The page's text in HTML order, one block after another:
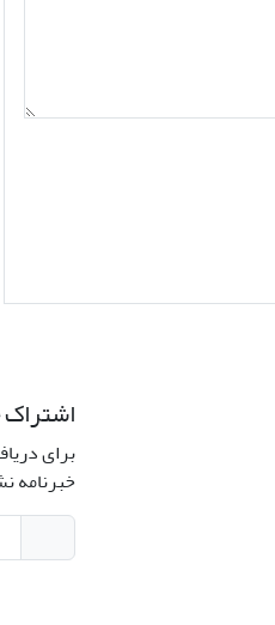
اشتراک
برای
خبرنامه